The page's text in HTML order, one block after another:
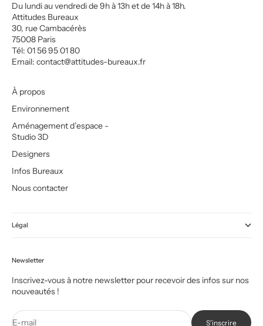
Du lundi au vendredi de 9h à 13h et de 14h à 18h.
Attitudes Bureaux
30, rue Cambacérès
75008 Paris
Tél: 01 56 95 01 80
Email: contact@attitudes-bureaux.fr
À propos
Environnement
Aménagement d’espace -
Studio 3D
Designers
Infos Bureaux
Nous contacter
Légal
Newsletter
Inscrivez-vous à notre newsletter pour recevoir des infos sur nos
nouveautés !
E-mail S'inscrire